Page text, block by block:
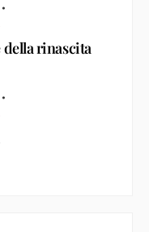
•
della rinascita
•